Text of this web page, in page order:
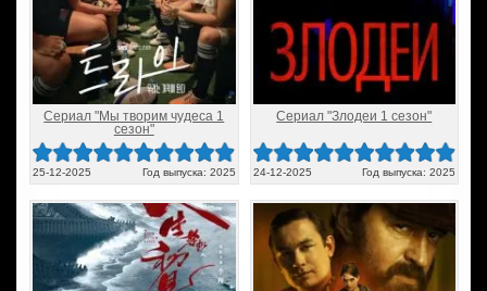
Сериал "Мы творим чудеса 1
сезон"
25-12-2025 Год выпуска: 2025
Сериал "Злодеи 1 сезон"
24-12-2025 Год выпуска: 2025